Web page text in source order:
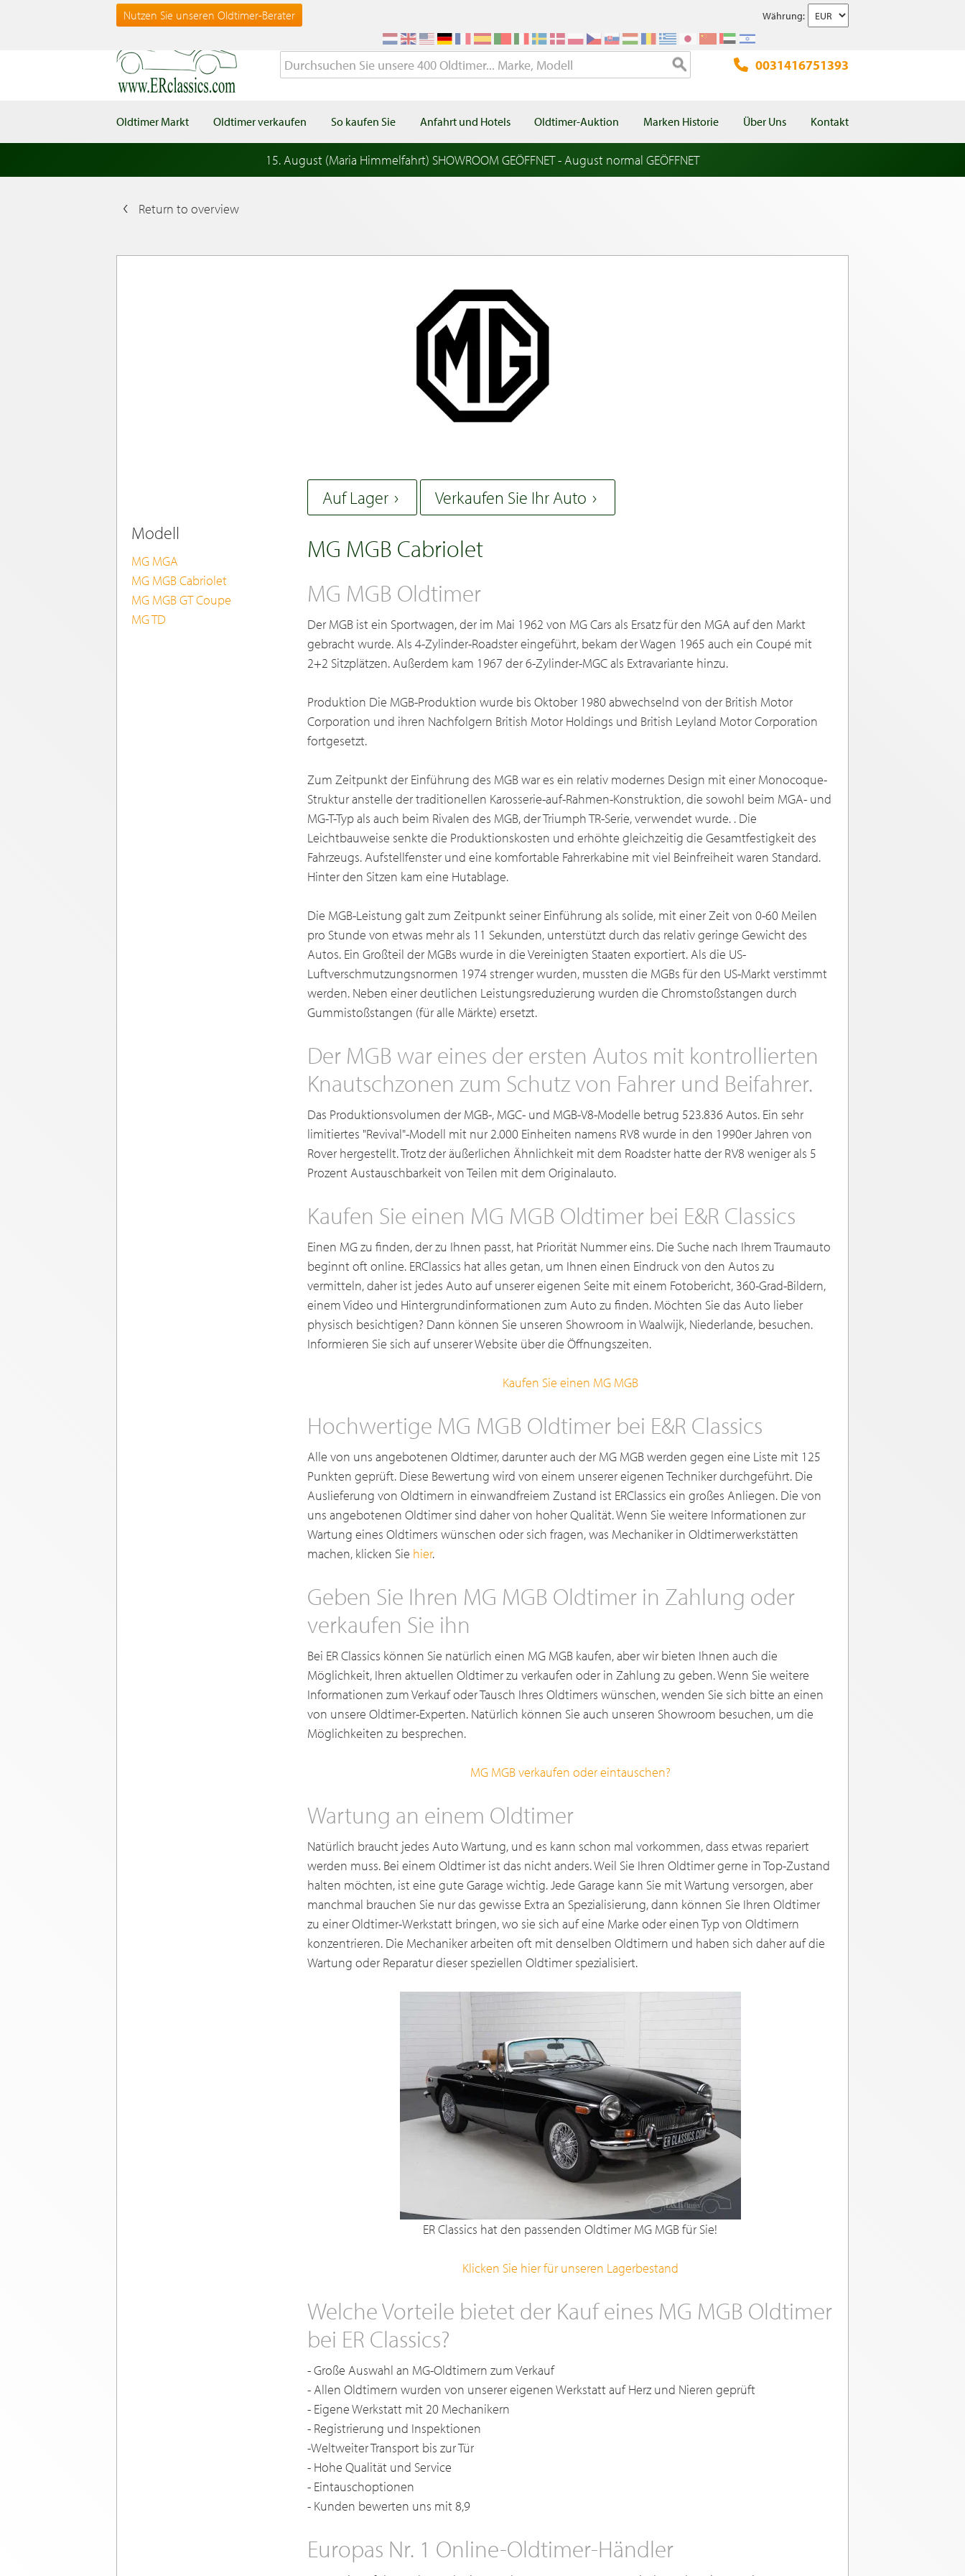
Nutzen Sie unseren Oldtimer-Berater Währung:
0031416751393
Oldtimer Markt Oldtimer verkaufen So kaufen Sie Anfahrt und Hotels Oldtimer-Auktion Marken Historie Über Uns Kontakt
15. August (Maria Himmelfahrt) SHOWROOM GEÖFFNET - August normal GEÖFFNET
Return to overview
Modell
MG MGA
MG MGB Cabriolet
MG MGB GT Coupe
MG TD
Auf Lager Verkaufen Sie Ihr Auto
MG MGB Cabriolet
MG MGB Oldtimer
Der MGB ist ein Sportwagen, der im Mai 1962 von MG Cars als Ersatz für den MGA auf den Markt
gebracht wurde. Als 4-Zylinder-Roadster eingeführt, bekam der Wagen 1965 auch ein Coupé mit
2+2 Sitzplätzen. Außerdem kam 1967 der 6-Zylinder-MGC als Extravariante hinzu.
Produktion Die MGB-Produktion wurde bis Oktober 1980 abwechselnd von der British Motor
Corporation und ihren Nachfolgern British Motor Holdings und British Leyland Motor Corporation
fortgesetzt.
Zum Zeitpunkt der Einführung des MGB war es ein relativ modernes Design mit einer Monocoque-
Struktur anstelle der traditionellen Karosserie-auf-Rahmen-Konstruktion, die sowohl beim MGA- und
MG-T-Typ als auch beim Rivalen des MGB, der Triumph TR-Serie, verwendet wurde. . Die
Leichtbauweise senkte die Produktionskosten und erhöhte gleichzeitig die Gesamtfestigkeit des
Fahrzeugs. Aufstellfenster und eine komfortable Fahrerkabine mit viel Beinfreiheit waren Standard.
Hinter den Sitzen kam eine Hutablage.
Die MGB-Leistung galt zum Zeitpunkt seiner Einführung als solide, mit einer Zeit von 0-60 Meilen
pro Stunde von etwas mehr als 11 Sekunden, unterstützt durch das relativ geringe Gewicht des
Autos. Ein Großteil der MGBs wurde in die Vereinigten Staaten exportiert. Als die US-
Luftverschmutzungsnormen 1974 strenger wurden, mussten die MGBs für den US-Markt verstimmt
werden. Neben einer deutlichen Leistungsreduzierung wurden die Chromstoßstangen durch
Gummistoßstangen (für alle Märkte) ersetzt.
Der MGB war eines der ersten Autos mit kontrollierten
Knautschzonen zum Schutz von Fahrer und Beifahrer.
Das Produktionsvolumen der MGB-, MGC- und MGB-V8-Modelle betrug 523.836 Autos. Ein sehr
limitiertes "Revival"-Modell mit nur 2.000 Einheiten namens RV8 wurde in den 1990er Jahren von
Rover hergestellt. Trotz der äußerlichen Ähnlichkeit mit dem Roadster hatte der RV8 weniger als 5
Prozent Austauschbarkeit von Teilen mit dem Originalauto.
Kaufen Sie einen MG MGB Oldtimer bei E&R Classics
Einen MG zu finden, der zu Ihnen passt, hat Priorität Nummer eins. Die Suche nach Ihrem Traumauto
beginnt oft online. ERClassics hat alles getan, um Ihnen einen Eindruck von den Autos zu
vermitteln, daher ist jedes Auto auf unserer eigenen Seite mit einem Fotobericht, 360-Grad-Bildern,
einem Video und Hintergrundinformationen zum Auto zu finden. Möchten Sie das Auto lieber
physisch besichtigen? Dann können Sie unseren Showroom in Waalwijk, Niederlande, besuchen.
Informieren Sie sich auf unserer Website über die Öffnungszeiten.
Kaufen Sie einen MG MGB
Hochwertige MG MGB Oldtimer bei E&R Classics
Alle von uns angebotenen Oldtimer, darunter auch der MG MGB werden gegen eine Liste mit 125
Punkten geprüft. Diese Bewertung wird von einem unserer eigenen Techniker durchgeführt. Die
Auslieferung von Oldtimern in einwandfreiem Zustand ist ERClassics ein großes Anliegen. Die von
uns angebotenen Oldtimer sind daher von hoher Qualität. Wenn Sie weitere Informationen zur
Wartung eines Oldtimers wünschen oder sich fragen, was Mechaniker in Oldtimerwerkstätten
machen, klicken Sie hier.
Geben Sie Ihren MG MGB Oldtimer in Zahlung oder
verkaufen Sie ihn
Bei ER Classics können Sie natürlich einen MG MGB kaufen, aber wir bieten Ihnen auch die
Möglichkeit, Ihren aktuellen Oldtimer zu verkaufen oder in Zahlung zu geben. Wenn Sie weitere
Informationen zum Verkauf oder Tausch Ihres Oldtimers wünschen, wenden Sie sich bitte an einen
von unsere Oldtimer-Experten. Natürlich können Sie auch unseren Showroom besuchen, um die
Möglichkeiten zu besprechen.
MG MGB verkaufen oder eintauschen?
Wartung an einem Oldtimer
Natürlich braucht jedes Auto Wartung, und es kann schon mal vorkommen, dass etwas repariert
werden muss. Bei einem Oldtimer ist das nicht anders. Weil Sie Ihren Oldtimer gerne in Top-Zustand
halten möchten, ist eine gute Garage wichtig. Jede Garage kann Sie mit Wartung versorgen, aber
manchmal brauchen Sie nur das gewisse Extra an Spezialisierung, dann können Sie Ihren Oldtimer
zu einer Oldtimer-Werkstatt bringen, wo sie sich auf eine Marke oder einen Typ von Oldtimern
konzentrieren. Die Mechaniker arbeiten oft mit denselben Oldtimern und haben sich daher auf die
Wartung oder Reparatur dieser speziellen Oldtimer spezialisiert.
ER Classics hat den passenden Oldtimer MG MGB für Sie!
Klicken Sie hier für unseren Lagerbestand
Welche Vorteile bietet der Kauf eines MG MGB Oldtimer
bei ER Classics?
- Große Auswahl an MG-Oldtimern zum Verkauf
- Allen Oldtimern wurden von unserer eigenen Werkstatt auf Herz und Nieren geprüft
- Eigene Werkstatt mit 20 Mechanikern
- Registrierung und Inspektionen
-Weltweiter Transport bis zur Tür
- Hohe Qualität und Service
- Eintauschoptionen
- Kunden bewerten uns mit 8,9
Europas Nr. 1 Online-Oldtimer-Händler